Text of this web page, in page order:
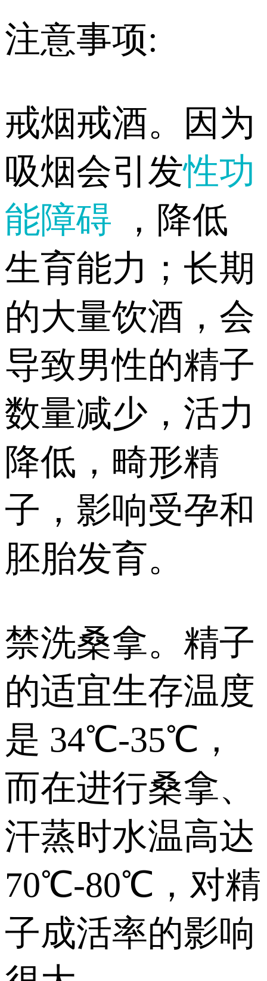
注意事项:
戒烟戒酒。因为
吸烟会引发性功
能障碍
，降低
生育能力；长期
的大量饮酒，会
导致男性的精子
数量减少，活力
降低，畸形精
子，影响受孕和
胚胎发育。
禁洗桑拿。精子
的适宜生存温度
是 34℃-35℃，
而在进行桑拿、
汗蒸时水温高达
70℃-80℃，对精
子成活率的影响